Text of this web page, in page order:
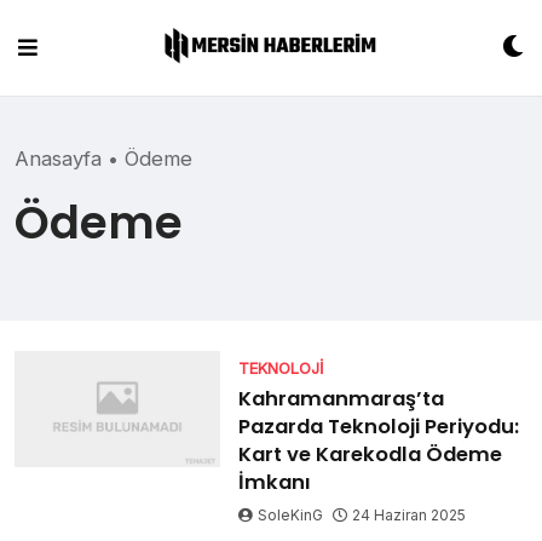
content
Anasayfa • Ödeme
Ödeme
TEKNOLOJI
Kahramanmaraş’ta
Pazarda Teknoloji Periyodu:
Kart ve Karekodla Ödeme
İmkanı
SoleKinG 24 Haziran 2025